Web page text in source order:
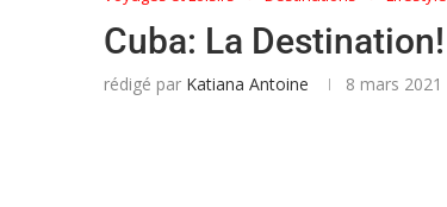
Cuba: La Destination!
rédigé par Katiana Antoine 8 mars 2021